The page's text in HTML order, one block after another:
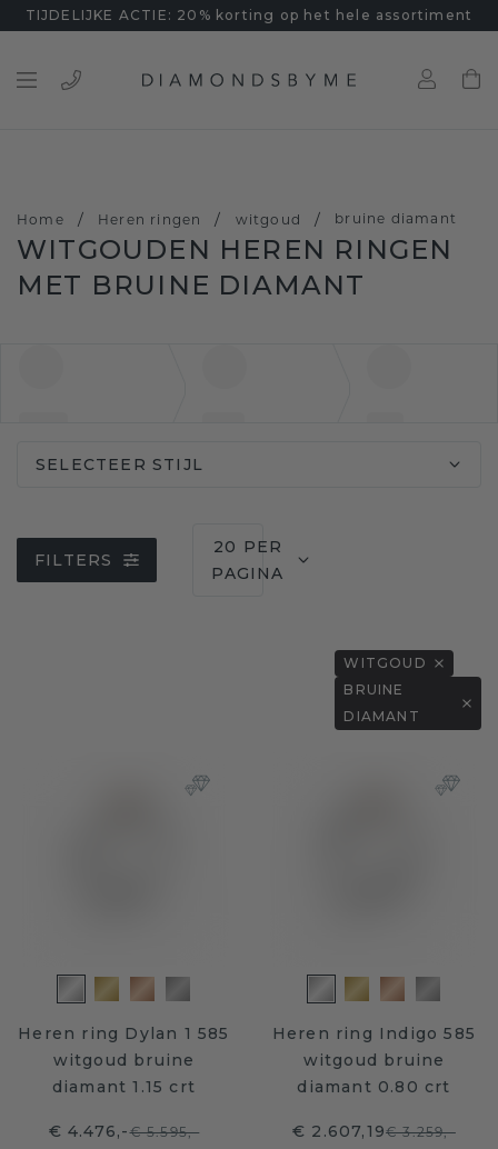
TIJDELIJKE ACTIE: 20% korting op het hele assortiment
Home / Heren ringen / witgoud / bruine diamant
WITGOUDEN HEREN RINGEN
MET BRUINE DIAMANT
SELECTEER STIJL
FILTERS
20 PER
PAGINA
WITGOUD
BRUINE
DIAMANT
Heren ring Dylan 1 585
witgoud bruine
diamant 1.15 crt
€ 4.476,-€ 5.595,-
Heren ring Indigo 585
witgoud bruine
diamant 0.80 crt
€ 2.607,19€ 3.259,-